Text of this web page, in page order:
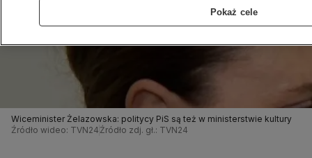
Wiceminister Żelazowska: politycy PiS są też w ministerstwie kultury
Źródło wideo: TVN24 Źródło zdj. gł.: TVN24
Pokaż cele